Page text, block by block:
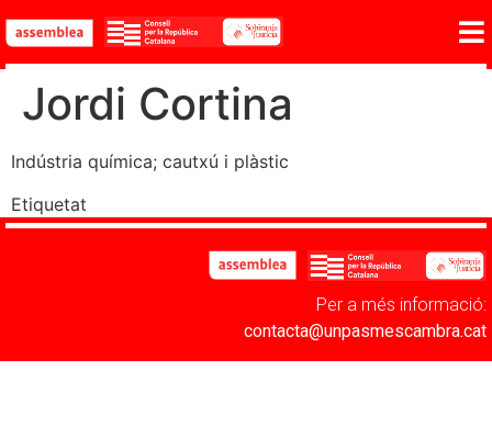
Jordi Cortina
Indústria química; cautxú i plàstic
Etiquetat
Per a més informació:
contacta@unpasmescambra.cat